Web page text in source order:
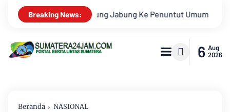
Breaking News:
Umum Putra Daerah Jambi Romi Arizyanto Ditunjuk
6 Aug
2026
Beranda NASIONAL